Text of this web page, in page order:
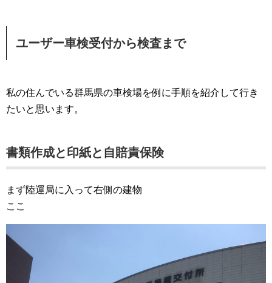
ユーザー車検受付から検査まで
私の住んでいる群馬県の車検場を例に手順を紹介して行き
たいと思います。
書類作成と印紙と自賠責保険
まず陸運局に入って右側の建物
ここ